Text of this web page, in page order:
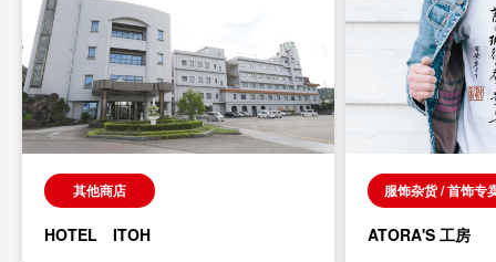
其他商店
HOTEL ITOH
服饰杂货 / 首饰专
ATORA'S 工房